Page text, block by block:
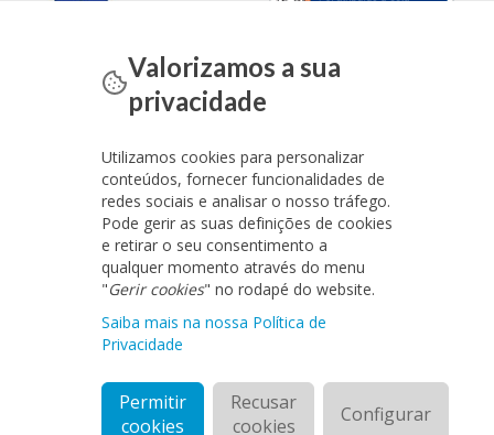
Valorizamos a sua
privacidade
Utilizamos cookies para personalizar
conteúdos, fornecer funcionalidades de
redes sociais e analisar o nosso tráfego.
Pode gerir as suas definições de cookies
e retirar o seu consentimento a
qualquer momento através do menu
"Gerir cookies" no rodapé do website.
Saiba mais na nossa Política de
Privacidade
Permitir
cookies
Recusar
cookies
Configurar